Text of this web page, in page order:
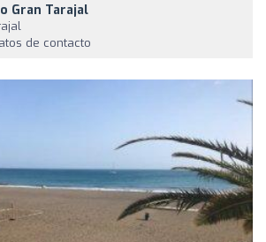
Gran Tarajal
de contacto